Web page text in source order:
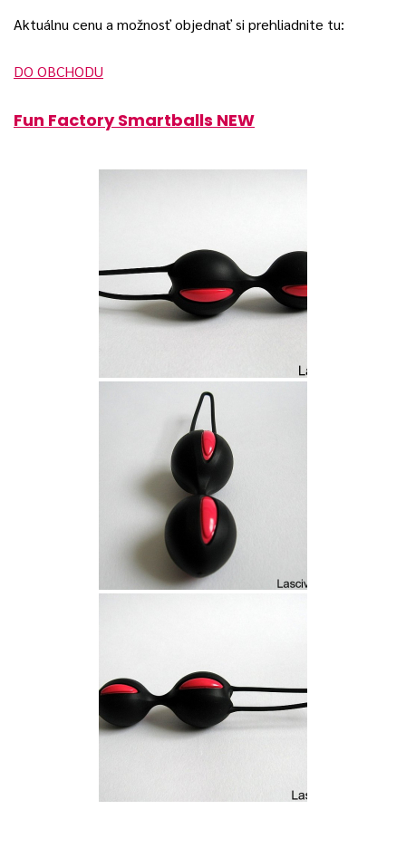
Aktuálnu cenu a možnosť objednať si prehliadnite tu:
DO OBCHODU
Fun Factory Smartballs NEW